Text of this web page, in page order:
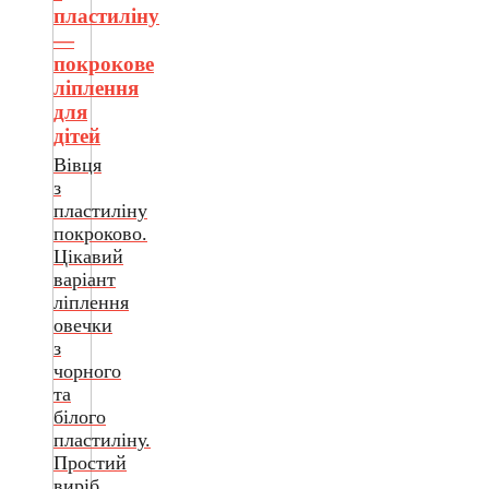
пластиліну
—
покрокове
ліплення
для
дітей
Вівця
з
пластиліну
покроково.
Цікавий
варіант
ліплення
овечки
з
чорного
та
білого
пластиліну.
Простий